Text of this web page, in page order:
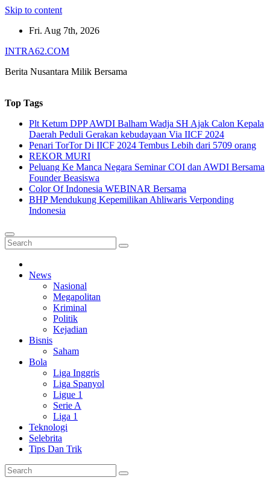
Skip to content
Fri. Aug 7th, 2026
INTRA62.COM
Berita Nusantara Milik Bersama
Top Tags
Plt Ketum DPP AWDI Balham Wadja SH Ajak Calon Kepala
Daerah Peduli Gerakan kebudayaan Via IICF 2024
Penari TorTor Di IICF 2024 Tembus Lebih dari 5709 orang
REKOR MURI
Peluang Ke Manca Negara Seminar COI dan AWDI Bersama
Founder Beasiswa
Color Of Indonesia WEBINAR Bersama
BHP Mendukung Kepemilikan Ahliwaris Verponding
Indonesia
News
Nasional
Megapolitan
Kriminal
Politik
Kejadian
Bisnis
Saham
Bola
Liga Inggris
Liga Spanyol
Ligue 1
Serie A
Liga 1
Teknologi
Selebrita
Tips Dan Trik